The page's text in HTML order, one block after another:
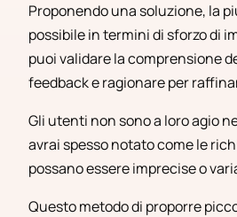
Proponendo una soluzione, la
possibile in termini di sforzo di
puoi validare la comprensione
feedback e ragionare per
Gli utenti non sono a loro agio
avrai spesso notato come le
possano essere imprecise o
Questo metodo di proporre